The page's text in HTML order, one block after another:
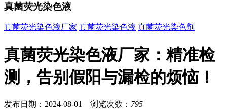
真菌荧光染色液
真菌荧光染色液厂家 真菌荧光染色液 真菌荧光染色剂
真菌荧光染色液厂家：精准检
测，告别假阳与漏检的烦恼！
发布日期：2024-08-01 浏览次数： 795